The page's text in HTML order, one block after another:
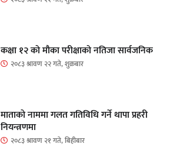
कक्षा १२ को मौका परीक्षाको नतिजा सार्वजनिक
२०८३ श्रावण २२ गते, शुक्रबार
माताकाे नाममा गलत गतिविधि गर्ने थापा प्रहरी
नियन्त्रणमा
२०८३ श्रावण २१ गते, बिहीबार